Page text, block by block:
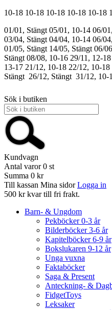
10-18 10-18 10-18 10-18 10-18
01/01, Stängt 05/01, 10-14 06/
03/04, Stängt 04/04, 10-14 06/
01/05, Stängt 14/05, Stängt 06/
Stängt 08/08, 10-16 29/11, 12-18
13-17 21/12, 10-18 22/12, 10-18
Stängt 26/12, Stängt 31/12, 10-
Sök i butiken
Kundvagn
Antal varor 0 st
Summa 0 kr
Till kassan Mina sidor Logga in
500 kr kvar till fri frakt.
Barn- & Ungdom
Pekböcker 0-3 år
Bilderböcker 3-6 år
Kapitelböcker 6-9 år
Bokslukaren 9-12 år
Unga vuxna
Faktaböcker
Saga & Present
Anteckning- &
FidgetToys
Leksaker